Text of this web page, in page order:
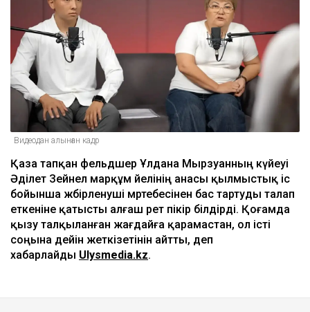
Видеодан алынған кадр
Қаза тапқан фельдшер Ұлдана Мырзуанның күйеуі
Әділет Зейнел марқұм әйелінің анасы қылмыстық іс
бойынша жәбірленуші мәртебесінен бас тартуды талап
еткеніне қатысты алғаш рет пікір білдірді. Қоғамда
қызу талқыланған жағдайға қарамастан, ол істі
соңына дейін жеткізетінін айтты, деп
хабарлайды Ulysmedia.kz.